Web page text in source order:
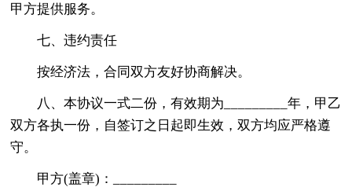
甲方提供服务。
七、违约责任
按经济法，合同双方友好协商解决。
八、本协议一式二份，有效期为_________年，甲乙
双方各执一份，自签订之日起即生效，双方均应严格遵
守。
甲方(盖章)：_________